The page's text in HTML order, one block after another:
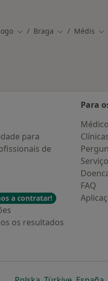
Mudar de cidade
Braga Mudar de
Médis
para
de
a contratar!
os resultados
Para
FAQ